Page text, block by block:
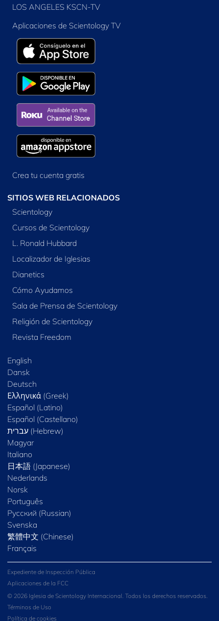
LOS ANGELES KSCN-TV
Aplicaciones de Scientology TV
Crea tu cuenta gratis
SITIOS WEB RELACIONADOS
Scientology
Cursos de Scientology
L. Ronald Hubbard
Localizador de Iglesias
Dianetics
Cómo Ayudamos
Sala de Prensa de Scientology
Religión de Scientology
Revista Freedom
English
Dansk
Deutsch
Ελληνικά (Greek)
Español (Latino)
Español (Castellano)
Magyar
Italiano
日本語 (Japanese)
Nederlands
Norsk
Português
Русский (Russian)
Svenska
繁體中文 (Chinese)
Français
Expediente de Inspección Pública
Aplicaciones de la FCC
© 2026 Iglesia de Scientology Internacional. Todos los derechos reservados.
Términos de Uso
Política de cookies